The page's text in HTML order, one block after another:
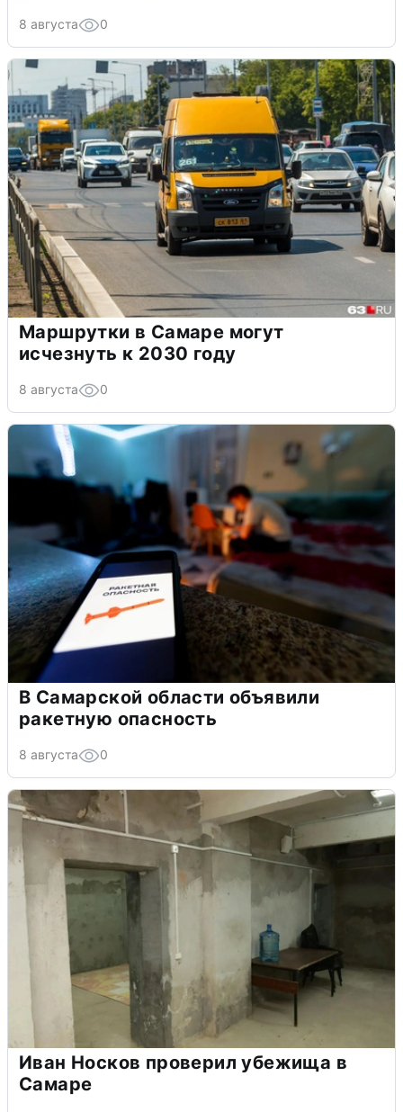
8 августа 0
Маршрутки в Самаре могут
исчезнуть к 2030 году
8 августа 0
В Самарской области объявили
ракетную опасность
8 августа 0
Иван Носков проверил убежища в
Самаре